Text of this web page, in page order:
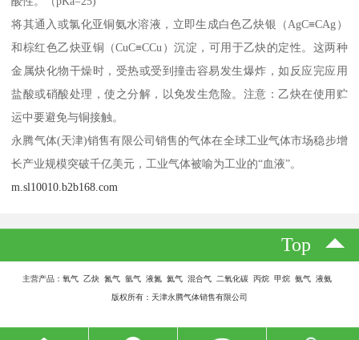
将其通入或氯化亚铜氨水溶液，立即生成白色乙炔银（AgC≡CAg）
和棕红色乙炔亚铜（CuC≡CCu）沉淀，可用于乙炔的定性。这两种
金属炔化物干燥时，受热或受到撞击容易发生爆炸，如反应完应用
盐酸或硝酸处理，使之分解，以免发生危险。注意：乙炔在使用贮
运中要避免与铜接触。
永腾气体(天津)销售有限公司销售的气体在全球工业气体市场稳步增
长产业规模突破千亿美元，工业气体被喻为工业的“血液”。
m.sl10010.b2b168.com
Top
主营产品：氧气 乙炔 氮气 氩气 液氮 氦气 混合气 二氧化碳 丙烷 甲烷 氨气 液氨
版权所有：天津永腾气体销售有限公司